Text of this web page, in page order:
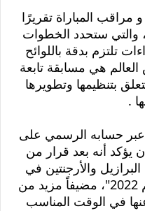
المباراة تقريرًا
، والتي ستحدد الخطوات
تلتزم بدقة باللوائح
هي مسابقة تابعة
بتنظيمها وتطويرها
.
عبر حسابه الرسمي على
يؤكد أنه بعد قرار من
والأرجنتين في
التصفيات المؤهلة لكأس العالم 2022"، مضيفاً مزيد من
في الوقت المناسب